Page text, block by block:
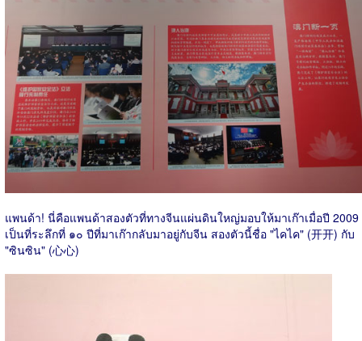
แพนด้า! นี่คือแพนด้าสองตัวที่ทางจีนแผ่นดินใหญ่มอบให้มาเก๊าเมื่อปี 2009
เป็นที่ระลึกที่ ๑๐ ปีที่มาเก๊ากลับมาอยู่กับจีน สองตัวนี้ชื่อ "ไคไค" (开开) กับ
"ซินซิน" (心心)